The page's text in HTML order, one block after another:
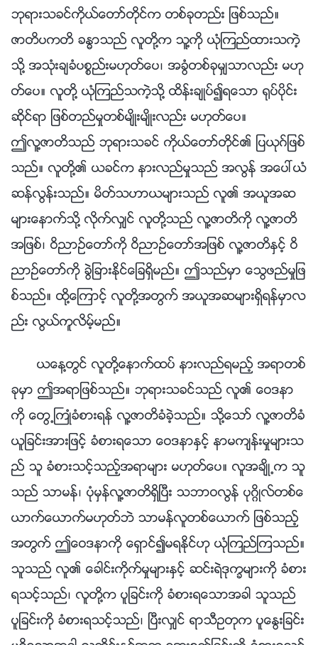
ဘုရားသခင္ကိုယ္ေတာ္တိုင္က တစ္ခုတည္း ျဖစ္သည္။
ဇာတိပကတိ ခႏၶာသည္ လူတို႔က သူ႔ကို ယုံၾကည္ထားသကဲ့
သို႔ အသုံးခ်ခံပစၥည္းမဟုတ္ေပ၊ အခြံတစ္ခုမွ်သာလည္း မဟု
တ္ေပ။ လူတို႔ ယုံၾကည္သကဲ့သို႔ ထိန္းခ်ဳပ္၍ရေသာ ႐ုပ္ပိုင္း
ဆိုင္ရာ ျဖစ္တည္မႈတစ္မ်ိဳးမ်ိဳးလည္း မဟုတ္ေပ။
ဤလူ႔ဇာတိသည္ ဘုရားသခင္ ကိုယ္ေတာ္တိုင္၏ ျပယုဂ္ျဖစ္
သည္။ လူတို႔၏ ယခင္က နားလည္မႈသည္ အလြန္ အေပၚယံ
ဆန္လြန္းသည္။ မိတ္သဟာယမ်ားသည္ လူ၏ အယူအဆ
မ်ားေနာက္သို႔ လိုက္လွ်င္ လူတို႔သည္ လူ႔ဇာတိကို လူ႔ဇာတိ
အျဖစ္၊ ဝိညာဥ္ေတာ္ကို ဝိညာဥ္ေတာ္အျဖစ္ လူ႔ဇာတိႏွင့္ ဝိ
ညာဥ္ေတာ္ကို ခြဲျခားႏိုင္ေျခရွိမည္။ ဤသည္မွာ ေသြဖည္မႈျဖ
စ္သည္။ ထို႔ေၾကာင့္ လူတို႔အတြက္ အယူအဆမ်ားရွိရန္မွာလ
ည္း လြယ္ကူလိမ့္မည္။
ယေန႔တြင္ လူတို႔ေနာက္ထပ္ နားလည္ရမည့္ အရာတစ္
ခုမွာ ဤအရာျဖစ္သည္။ ဘုရားသခင္သည္ လူ၏ ေဝဒနာ
ကို ေတြ႕ႀကဳံခံစားရန္ လူ႔ဇာတိခံခဲ့သည္။ သို႔ေသာ္ လူ႔ဇာတိခံ
ယူျခင္းအားျဖင့္ ခံစားရေသာ ေဝဒနာႏွင့္ နာမက်န္းမႈမ်ားသ
ည္ သူ ခံစားသင့္သည့္အရာမ်ား မဟုတ္ေပ။ လူအခ်ိဳ႕က သူ
သည္ သာမန္၊ ပုံမွန္လူ႔ဇာတိရွိၿပီး သဘာဝလြန္ ပုဂၢိဳလ္တစ္ေ
ယာက္ေယာက္မဟုတ္ဘဲ သာမန္လူတစ္ေယာက္ ျဖစ္သည့္
အတြက္ ဤေဝဒနာကို ေရွာင္၍မရႏိုင္ဟု ယုံၾကည္ၾကသည္။
သူသည္ လူ၏ ေခါင္းကိုက္မႈမ်ားႏွင့္ ဆင္းရဲဒုကၡမ်ားကို ခံစား
ရသင့္သည္၊ လူတို႔က ပူျခင္းကို ခံစားရေသာအခါ သူသည္
ပူျခင္းကို ခံစားရသင့္သည္၊ ၿပီးလွ်င္ ရာသီဥတုက ပူေႏြးျခင္း